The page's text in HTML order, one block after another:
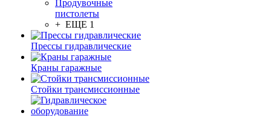
Продувочные
пистолеты
+ ЕЩЕ 1
Прессы гидравлические
Краны гаражные
Стойки трансмиссионные